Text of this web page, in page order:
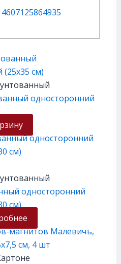
4607125864935
односторонний
односторонний
см)